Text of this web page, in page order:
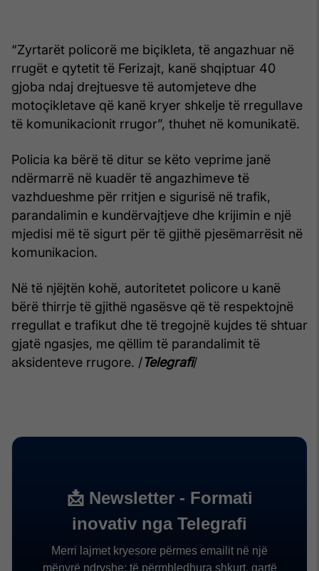
“Zyrtarët policorë me biçikleta, të angazhuar në
rrugët e qytetit të Ferizajt, kanë shqiptuar 40
gjoba ndaj drejtuesve të automjeteve dhe
motoçikletave që kanë kryer shkelje të rregullave
të komunikacionit rrugor”, thuhet në komunikatë.
Policia ka bërë të ditur se këto veprime janë
ndërmarrë në kuadër të angazhimeve të
vazhdueshme për rritjen e sigurisë në trafik,
parandalimin e kundërvajtjeve dhe krijimin e një
mjedisi më të sigurt për të gjithë pjesëmarrësit në
komunikacion.
Në të njëjtën kohë, autoritetet policore u kanë
bërë thirrje të gjithë ngasësve që të respektojnë
rregullat e trafikut dhe të tregojnë kujdes të shtuar
gjatë ngasjes, me qëllim të parandalimit të
aksidenteve rrugore. /Telegrafi/